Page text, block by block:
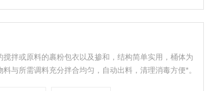
拌或原料的裹粉包衣以及掺和，结构简单实用，桶体为
与所需调料充分拌合均匀，自动出料，清理消毒方便*。